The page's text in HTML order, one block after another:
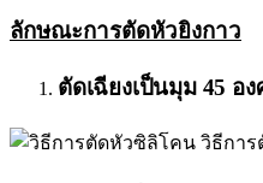
ลักษณะการตัดหัวยิงกาว
ตัดเฉียงเป็นมุม 45 อง